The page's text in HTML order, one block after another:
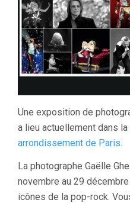
Une exposition de
a lieu actuellement dans la
arrondissement de Paris.
La photographe Gaëlle
novembre au 29
icônes de la pop-rock.